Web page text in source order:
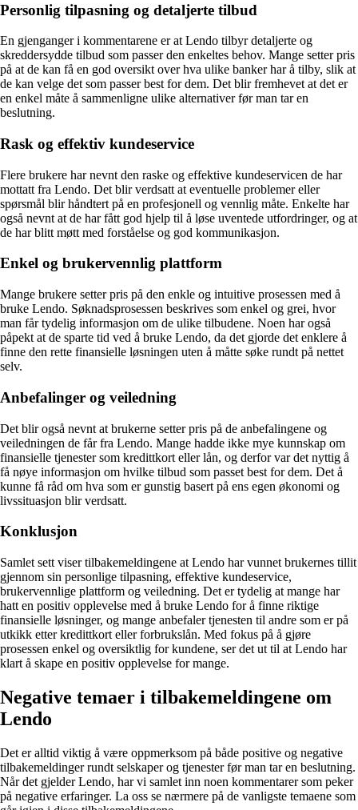
Personlig tilpasning og detaljerte tilbud
En gjenganger i kommentarene er at Lendo tilbyr detaljerte og
skreddersydde tilbud som passer den enkeltes behov. Mange setter pris
på at de kan få en god oversikt over hva ulike banker har å tilby, slik at
de kan velge det som passer best for dem. Det blir fremhevet at det er
en enkel måte å sammenligne ulike alternativer før man tar en
beslutning.
Rask og effektiv kundeservice
Flere brukere har nevnt den raske og effektive kundeservicen de har
mottatt fra Lendo. Det blir verdsatt at eventuelle problemer eller
spørsmål blir håndtert på en profesjonell og vennlig måte. Enkelte har
også nevnt at de har fått god hjelp til å løse uventede utfordringer, og at
de har blitt møtt med forståelse og god kommunikasjon.
Enkel og brukervennlig plattform
Mange brukere setter pris på den enkle og intuitive prosessen med å
bruke Lendo. Søknadsprosessen beskrives som enkel og grei, hvor
man får tydelig informasjon om de ulike tilbudene. Noen har også
påpekt at de sparte tid ved å bruke Lendo, da det gjorde det enklere å
finne den rette finansielle løsningen uten å måtte søke rundt på nettet
selv.
Anbefalinger og veiledning
Det blir også nevnt at brukerne setter pris på de anbefalingene og
veiledningen de får fra Lendo. Mange hadde ikke mye kunnskap om
finansielle tjenester som kredittkort eller lån, og derfor var det nyttig å
få nøye informasjon om hvilke tilbud som passet best for dem. Det å
kunne få råd om hva som er gunstig basert på ens egen økonomi og
livssituasjon blir verdsatt.
Konklusjon
Samlet sett viser tilbakemeldingene at Lendo har vunnet brukernes tillit
gjennom sin personlige tilpasning, effektive kundeservice,
brukervennlige plattform og veiledning. Det er tydelig at mange har
hatt en positiv opplevelse med å bruke Lendo for å finne riktige
finansielle løsninger, og mange anbefaler tjenesten til andre som er på
utkikk etter kredittkort eller forbrukslån. Med fokus på å gjøre
prosessen enkel og oversiktlig for kundene, ser det ut til at Lendo har
klart å skape en positiv opplevelse for mange.
Negative temaer i tilbakemeldingene om
Lendo
Det er alltid viktig å være oppmerksom på både positive og negative
tilbakemeldinger rundt selskaper og tjenester før man tar en beslutning.
Når det gjelder Lendo, har vi samlet inn noen kommentarer som peker
på negative erfaringer. La oss se nærmere på de vanligste temaene som